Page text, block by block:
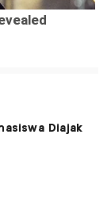
Diajak